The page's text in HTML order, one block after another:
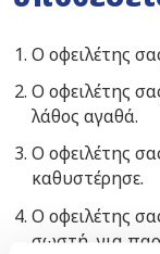
Ο οφειλέτης
Ο οφειλέτης
λάθος αγαθά.
Ο οφειλέτης
καθυστέρησε.
Ο οφειλέτης
σωστή, για